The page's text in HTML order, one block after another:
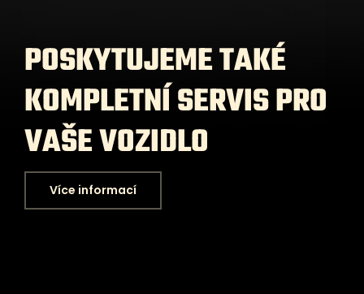
POSKYTUJEME TAKÉ
KOMPLETNÍ SERVIS PRO
VAŠE VOZIDLO
Více informací